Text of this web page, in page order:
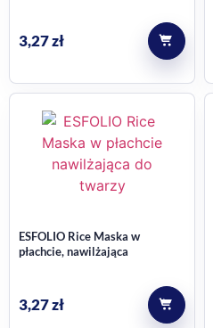
3,27zł
ESFOLIO Rice Maska w
płachcie, nawilżająca
3,27zł